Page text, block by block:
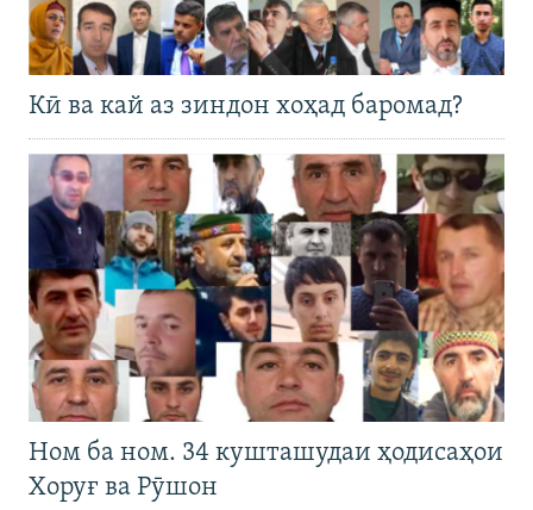
Кӣ ва кай аз зиндон хоҳад баромад?
Ном ба ном. 34 кушташудаи ҳодисаҳои
Хоруғ ва Рӯшон